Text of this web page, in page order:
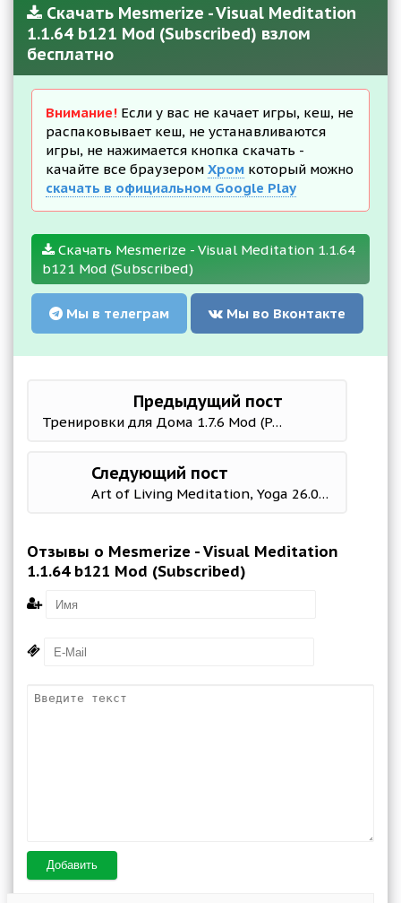
Скачать Mesmerize - Visual Meditation
1.1.64 b121 Mod (Subscribed) взлом
бесплатно
Внимание! Если у вас не качает игры, кеш, не
распаковывает кеш, не устанавливаются
игры, не нажимается кнопка скачать -
качайте все браузером Хром который можно
скачать в официальном Google Play
Скачать Mesmerize - Visual Meditation 1.1.64
b121 Mod (Subscribed)
Мы в телеграм Мы во Вконтакте
Предыдущий пост
Тренировки для Дома 1.7.6 Mod (Premium)
Следующий пост
Art of Living Meditation, Yoga 26.05.05 b3001087 Mod (Premium)
Отзывы о Mesmerize - Visual Meditation
1.1.64 b121 Mod (Subscribed)
Добавить